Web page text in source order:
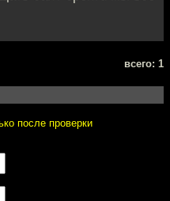
всего: 1
после проверки